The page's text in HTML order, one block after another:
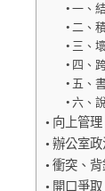
一、
二、
三、
四、
五、
六、
向上管
辦公室
衝突、
開口爭